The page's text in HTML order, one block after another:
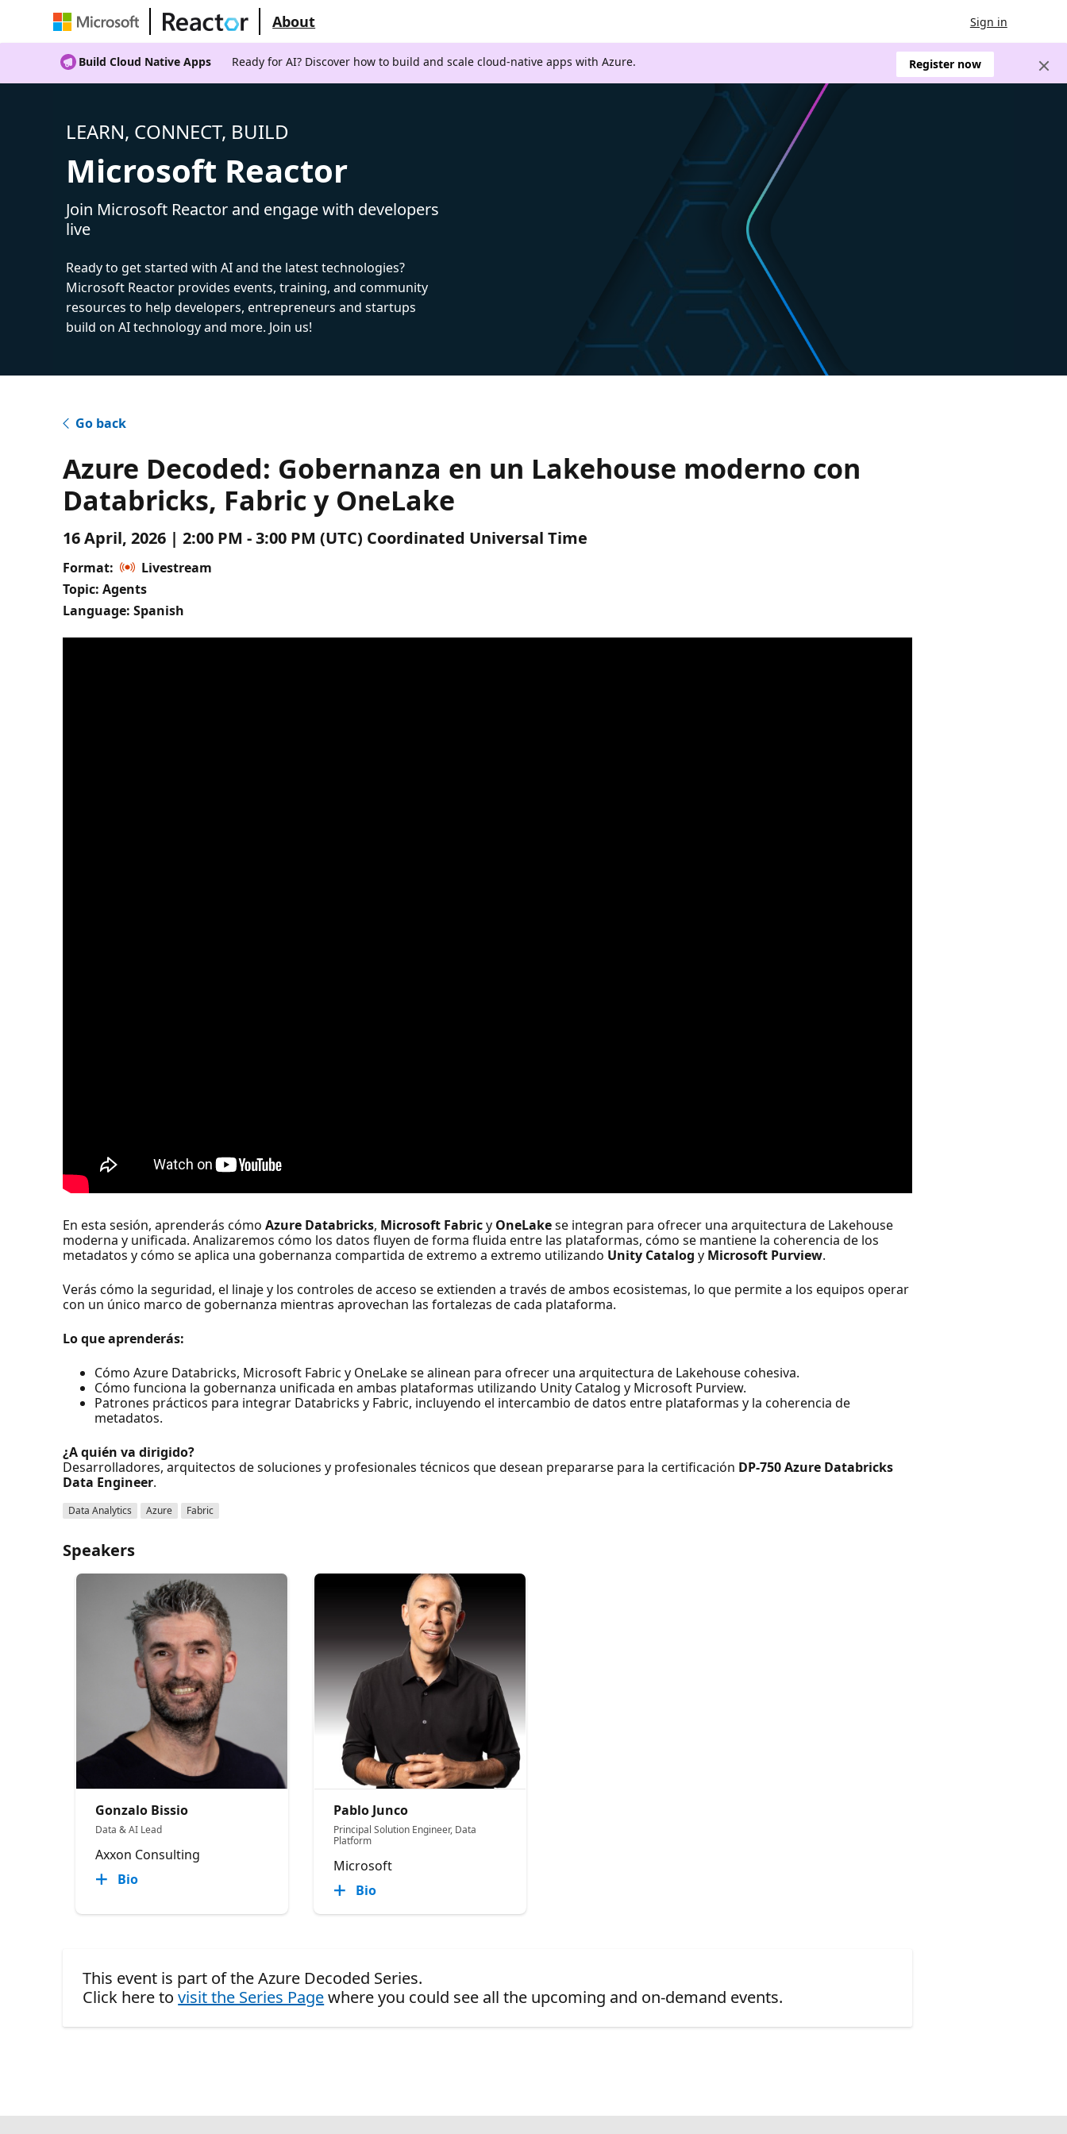
About Sign in
Build Cloud Native Apps Ready for AI? Discover how to build and scale cloud-native apps with Azure. Register now
LEARN, CONNECT, BUILD
Microsoft Reactor
Join Microsoft Reactor and engage with developers
live
Ready to get started with AI and the latest technologies?
Microsoft Reactor provides events, training, and community
resources to help developers, entrepreneurs and startups
build on AI technology and more. Join us!
Go back
Azure Decoded: Gobernanza en un Lakehouse moderno con
Databricks, Fabric y OneLake
16 April, 2026 | 2:00 PM - 3:00 PM (UTC) Coordinated Universal Time
Format:
Livestream
Topic: Agents
Language: Spanish
En esta sesión, aprenderás cómoAzure Databricks, Microsoft Fabricy OneLakese integran para ofrecer una arquitectura de Lakehouse
moderna y unificada. Analizaremos cómo los datos fluyen de forma fluida entre las plataformas, cómo se mantiene la coherencia de los
metadatos y cómo se aplica una gobernanza compartida de extremo a extremo utilizando Unity Catalog y Microsoft Purview.
Verás cómo la seguridad, el linaje y los controles de acceso se extienden a través de ambos ecosistemas, lo que permite a los equipos operar
con un único marco de gobernanza mientras aprovechan las fortalezas de cada plataforma.
Lo que aprenderás:
Cómo Azure Databricks, Microsoft Fabric y OneLake se alinean para ofrecer una arquitectura de Lakehouse cohesiva.
Cómo funciona la gobernanza unificada en ambas plataformas utilizando Unity Catalog y Microsoft Purview.
Patrones prácticos para integrar Databricks y Fabric, incluyendo el intercambio de datos entre plataformas y la coherencia de
metadatos.
¿A quién va dirigido?
Desarrolladores, arquitectos de soluciones y profesionales técnicos que desean prepararse para la certificación DP-750 Azure Databricks
Data Engineer.
Data Analytics Azure Fabric
Speakers
Gonzalo Bissio
Data & AI Lead
Axxon Consulting
Bio
Pablo Junco
Principal Solution Engineer, Data
Platform
Microsoft
Bio
This event is part of the Azure Decoded Series.
Click here tovisit the Series Pagewhere you could see all the upcoming and on-demand events.